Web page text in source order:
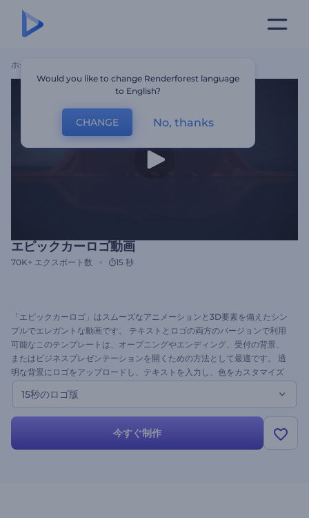
ホーム
エピックカーロゴ動画
70K+ エクスポート数 15 秒
「エピックカーロゴ」はスムーズなアニメーションと3D要素を備えたシン
プルでエレガントな動画です。 テキストとロゴの両方のバージョンで利用
可能なこのテンプレートは、オープニングやエンディング、受付の背景、
またはビジネスプレゼンテーションを開くための方法として最適です。 透
明な背景にロゴをアップロードし、テキストを入力し、色をカスタマイズ
してすぐに素晴らしい動画を手に入れましょう！
15秒のロゴ版
今すぐ制作
Would you like to change Renderforest language
to English?
CHANGE No, thanks